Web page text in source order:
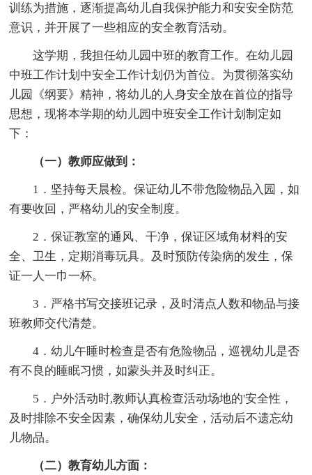
训练为措施，逐渐提高幼儿自我保护能力和安安全防范
意识，并开展了一些相应的安全教育活动。
这学期，我担任幼儿园中班的教育工作。在幼儿园
中班工作计划中安全工作计划仍为首位。为贯彻落实幼
儿园《纲要》精神，将幼儿的人身安全放在首位的指导
思想，现将本学期的幼儿园中班安全工作计划制定如
下：
（一）教师应做到：
1．坚持每天晨检。保证幼儿不带危险物品入园，如
有要收回，严格幼儿的安全制度。
2．保证教室的通风、干净，保证区域角材料的安
全、卫生，定期消毒玩具。及时预防传染病的发生，保
证一人一巾一杯。
3．严格书写交接班记录，及时清点人数和物品与接
班教师交代清楚。
4．幼儿午睡时检查是否有危险物品，巡视幼儿是否
有不良的睡眠习惯，如蒙头并及时纠正。
5．户外活动时,教师认真检查活动场地的'安全性，
及时排除不安全因素，确保幼儿安全，活动后不遗忘幼
儿物品。
（二）教育幼儿方面：